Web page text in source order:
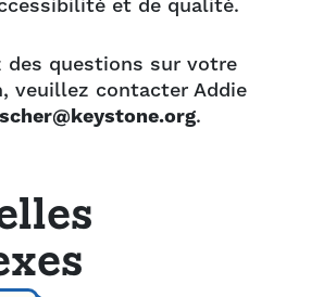
et de qualité.
des questions sur votre
veuillez contacter Addie
.